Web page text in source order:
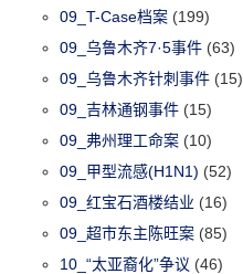
09_T-Case档案 (199)
09_乌鲁木齐7·5事件 (63)
09_乌鲁木齐针刺事件 (15)
09_吉林通钢事件 (15)
09_弗州理工命案 (10)
09_甲型流感(H1N1) (52)
09_红宝石酒楼结业 (16)
09_超市东主陈旺案 (85)
10_“太亚裔化”争议 (46)